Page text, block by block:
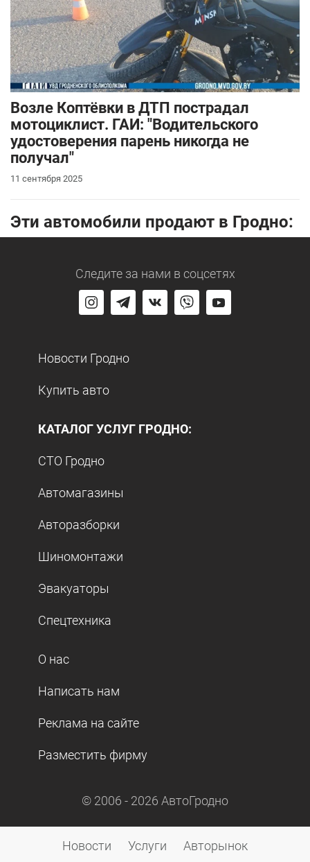
Возле Коптёвки в ДТП пострадал
мотоциклист. ГАИ: "Водительского
удостоверения парень никогда не
получал"
11 сентября 2025
Эти автомобили продают в Гродно:
Следите за нами в соцсетях
Новости Гродно
Купить авто
КАТАЛОГ УСЛУГ ГРОДНО:
СТО Гродно
Автомагазины
Авторазборки
Шиномонтажи
Эвакуаторы
Спецтехника
О нас
Написать нам
Реклама на сайте
Разместить фирму
© 2006 - 2026 АвтоГродно
Новости Услуги Авторынок